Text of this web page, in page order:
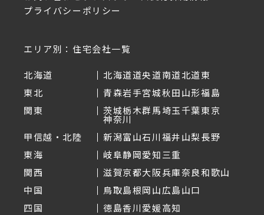
プライバシーポリシー
エリア別：住宅会社一覧
北海道 北海道道央道南道北道東
東北
青森岩手宮城秋田山形福島
関東
茨城栃木群馬埼玉千葉東京
神奈川
甲信越・北陸
新潟富山石川福井山梨長野
東海
岐阜静岡愛知三重
関西
滋賀京都大阪兵庫奈良和歌山
中国
鳥取島根岡山広島山口
四国
徳島香川愛媛高知